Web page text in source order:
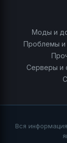
Моды и
Проблемы
Серверы и
Вся